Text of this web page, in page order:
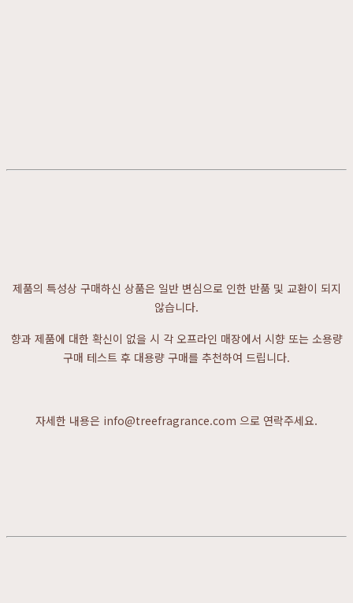
제품의 특성상 구매하신 상품은 일반 변심으로 인한 반품 및 교환이 되지
않습니다.
향과 제품에 대한 확신이 없을 시 각 오프라인 매장에서 시향 또는 소용량
구매 테스트 후 대용량 구매를 추천하여 드립니다.
자세한 내용은 info@treefragrance.com 으로 연락주세요.